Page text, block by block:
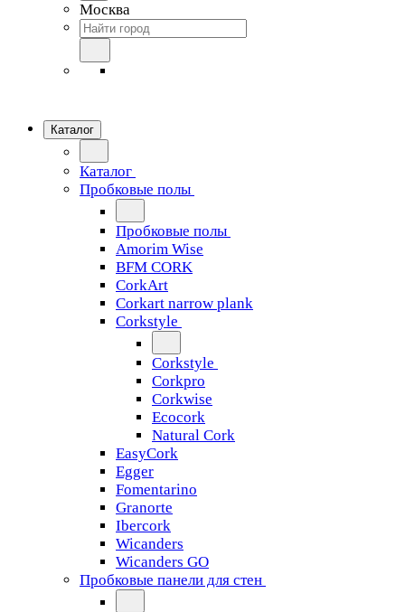
Москва
Каталог
Каталог
Пробковые полы
Пробковые полы
Amorim Wise
BFM CORK
CorkArt
Corkart narrow plank
Corkstyle
Corkstyle
Corkpro
Corkwise
Ecocork
Natural Cork
EasyCork
Egger
Fomentarino
Granorte
Ibercork
Wicanders
Wicanders GO
Пробковые панели для стен